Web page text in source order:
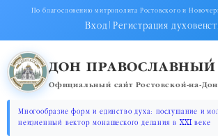
По благословению митрополита Ростовского и
Вход|Регистрация
ДОН ПРАВОСЛАВНЫЙ
Официальный сайт Ростовской-на-
Многообразие форм и единство духа: послушание и
неизменный вектор монашеского делания в XXI веке